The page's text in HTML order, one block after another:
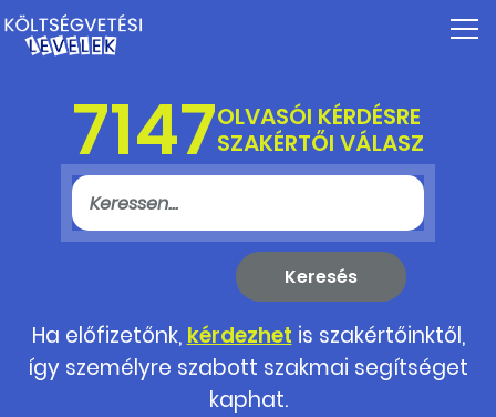
7147OLVASÓI KÉRDÉSRE
SZAKÉRTŐI VÁLASZ
Ha előfizetőnk, kérdezhet is szakértőinktől,
így személyre szabott szakmai segítséget
kaphat.